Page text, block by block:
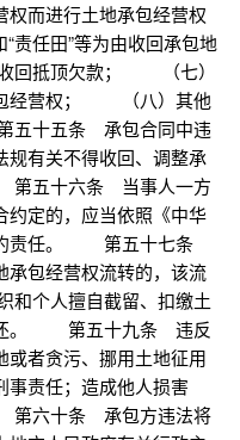
权而进行土地承包经营权
任田”等为由收回承包地
回抵顶欠款； （七）
包经营权； （八）其他
十五条 承包合同中违
规有关不得收回、调整承
五十六条 当事人一方
约定的，应当依照《中华
约责任。 第五十七条
承包经营权流转的，该流
个人擅自截留、扣缴土
还。 第五十九条 违反
或者贪污、挪用土地征用
事责任；造成他人损害
六十条 承包方违法将